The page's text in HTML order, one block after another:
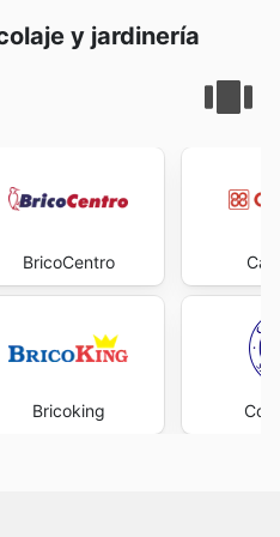
y jardinería
BricoCentro
Bricoking